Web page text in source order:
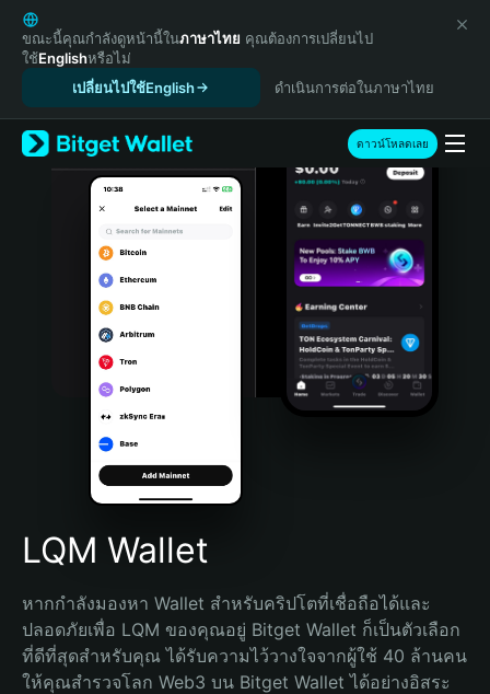
English
日本語
Tiếng Việt
Español (Latinoamérica)
Türkçe
Italiano
Português (Portugal)
Bahasa Indonesia
Português (Brasil)
Español (Argentina)
ขณะนี้คุณกำลังดูหน้านี้ในภาษาไทย คุณต้องการเปลี่ยนไป
ใช้Englishหรือไม่
เปลี่ยนไปใช้English
ดำเนินการต่อในภาษาไทย
ดาวน์โหลดเลย
LQM Wallet
หากกำลังมองหา Wallet สำหรับคริปโตที่เชื่อถือได้และ
ปลอดภัยเพื่อ LQM ของคุณอยู่ Bitget Wallet ก็เป็นตัวเลือก
ที่ดีที่สุดสำหรับคุณ ได้รับความไว้วางใจจากผู้ใช้ 40 ล้านคน
ให้คุณสำรวจโลก Web3 บน Bitget Wallet ได้อย่างอิสระ